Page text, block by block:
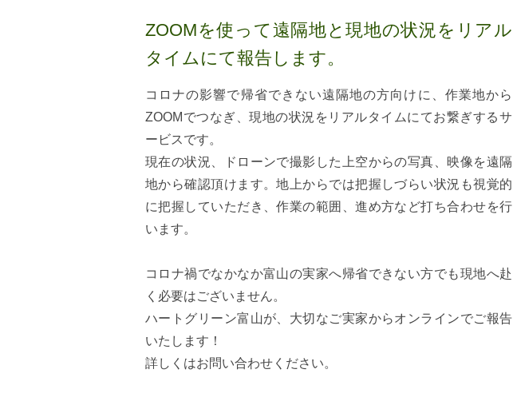
ZOOMを使って遠隔地と現地の状況をリアル
タイムにて報告します。
コロナの影響で帰省できない遠隔地の方向けに、作業地から
ZOOMでつなぎ、現地の状況をリアルタイムにてお繋ぎするサ
ービスです。
現在の状況、ドローンで撮影した上空からの写真、映像を遠隔
地から確認頂けます。地上からでは把握しづらい状況も視覚的
に把握していただき、作業の範囲、進め方など打ち合わせを行
います。
コロナ禍でなかなか富山の実家へ帰省できない方でも現地へ赴
く必要はございません。
ハートグリーン富山が、大切なご実家からオンラインでご報告
いたします！
詳しくはお問い合わせください。